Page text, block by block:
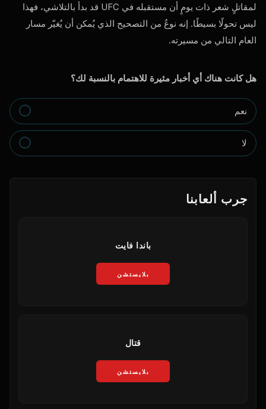
لمقاتلٍ شعر ذات يومٍ أن مستقبله في UFC قد بدأ بالتلاشي، فهذا
ليس تحولًا بسيطًا. إنه نوعٌ من التصحيح الذي يُمكن أن يُغيّر مسار
العام التالي من مسيرته.
هل كانت هناك أي أخبار مثيرة للاهتمام بالنسبة لك؟
نعم
لا
جرب ألعابنا
باندا فايت
بلايستشن
قتال
بلايستشن